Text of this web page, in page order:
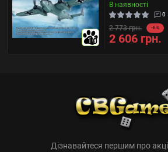
10
В наявності
0
2 773 грн. -6%
2 606 грн.
Дізнавайтеся першим про